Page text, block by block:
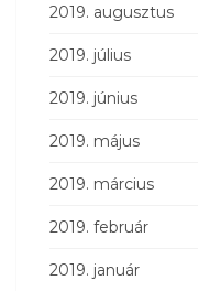
2019. augusztus
2019. július
2019. június
2019. május
2019. március
2019. február
2019. január